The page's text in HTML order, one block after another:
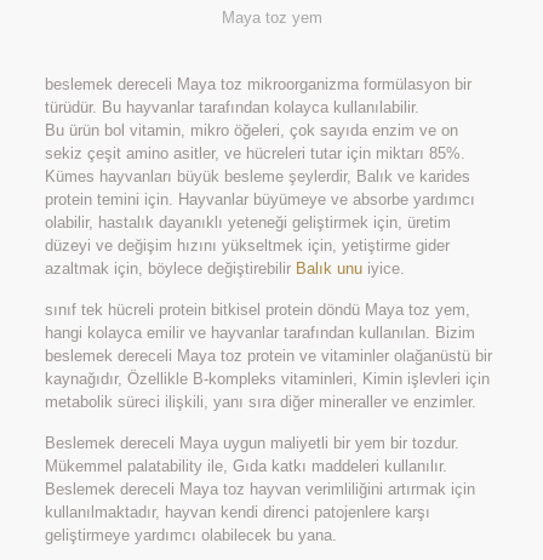
Maya toz yem
beslemek dereceli Maya toz mikroorganizma formülasyon bir
türüdür. Bu hayvanlar tarafından kolayca kullanılabilir.
Bu ürün bol vitamin, mikro öğeleri, çok sayıda enzim ve on
sekiz çeşit amino asitler, ve hücreleri tutar için miktarı 85%.
Kümes hayvanları büyük besleme şeylerdir, Balık ve karides
protein temini için. Hayvanlar büyümeye ve absorbe yardımcı
olabilir, hastalık dayanıklı yeteneği geliştirmek için, üretim
düzeyi ve değişim hızını yükseltmek için, yetiştirme gider
azaltmak için, böylece değiştirebilir Balık unuiyice.
sınıf tek hücreli protein bitkisel protein döndü Maya toz yem,
hangi kolayca emilir ve hayvanlar tarafından kullanılan. Bizim
beslemek dereceli Maya toz protein ve vitaminler olağanüstü bir
kaynağıdır, Özellikle B-kompleks vitaminleri, Kimin işlevleri için
metabolik süreci ilişkili, yanı sıra diğer mineraller ve enzimler.
Beslemek dereceli Maya uygun maliyetli bir yem bir tozdur.
Mükemmel palatability ile, Gıda katkı maddeleri kullanılır.
Beslemek dereceli Maya toz hayvan verimliliğini artırmak için
kullanılmaktadır, hayvan kendi direnci patojenlere karşı
geliştirmeye yardımcı olabilecek bu yana.